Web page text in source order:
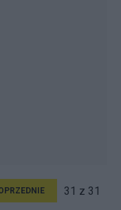
31 z 31